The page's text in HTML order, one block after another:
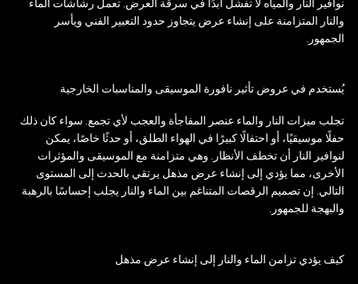
نوافير النار والمياه لا تفشل أبدًا في سرقة العرض. تعمل رشاشات الماء
والنار المتزامنة على إنشاء عرض يتجاوز حدود التعبير الفني ويأسر
الجمهور.
يُستخدم في عروض تأثير نافورة الموسيقى والمناسبات الخارجية
تجلب ميزات النار والماء عنصر المفاجأة والعجب لأي تجمع. سواء كان ذلك
حفلًا موسيقيًا، أو احتفالًا كبيرًا في الهواء الطلق، أو حدثًا خاصًا، يمكن
لنوافير النار أن تخطف الأنظار. وهي متزامنة مع الموسيقى والمؤثرات
الأخرى، مما يؤدي إلى إنشاء عرض مذهل يرتقي بالحدث إلى المستوى
التالي. إن تصميم الرقصات المتناغم بين الماء والنار يجلب إحساسًا بالرهبة
والبهجة للجمهور.
كيف يؤدي تزامن الماء والنار إلى إنشاء عرض مذهل